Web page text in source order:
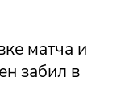
матча и
забил в